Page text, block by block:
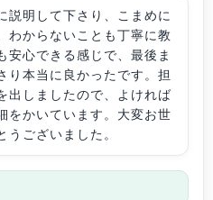
説明して下さり、こまめに
わからないことも丁寧に教
安心できる感じで、最後ま
り本当に良かったです。担
出しましたので、よければ
をかいています。大変お世
うございました。